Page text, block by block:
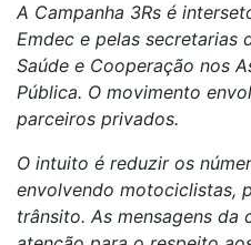
A Campanha 3Rs é
Emdec e pelas secretarias
Saúde e Cooperação nos
Pública. O movimento
parceiros privados.
O intuito é reduzir os
envolvendo motociclistas,
trânsito. As mensagens da